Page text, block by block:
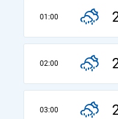
01:00
02:00
03:00